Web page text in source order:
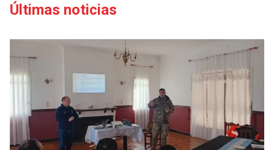
Últimas noticias